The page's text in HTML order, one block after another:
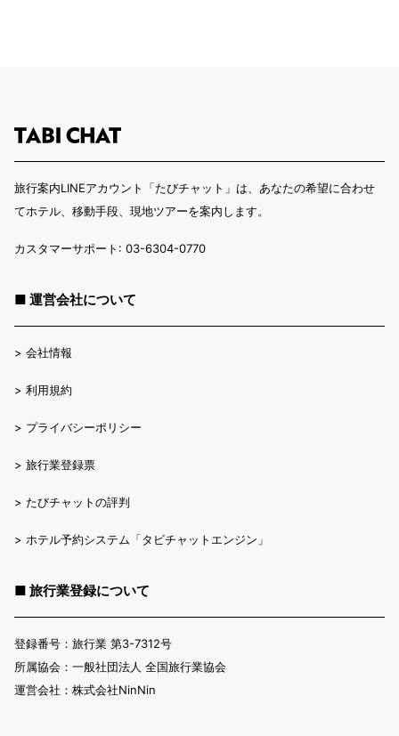
旅行案内LINEアカウント「たびチャット」は、あなたの希望に合わせ
てホテル、移動手段、現地ツアーを案内します。
カスタマーサポート: 03-6304-0770
■ 運営会社について
> 会社情報
> 利用規約
> プライバシーポリシー
> 旅行業登録票
> たびチャットの評判
> ホテル予約システム「タビチャットエンジン」
■ 旅行業登録について
登録番号：旅行業 第3-7312号
所属協会：一般社団法人 全国旅行業協会
運営会社：株式会社NinNin